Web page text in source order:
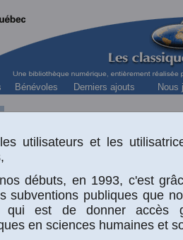
Bénévoles Derniers ajouts Nous
utilisateurs et les
débuts, en 1993, c'est
subventions publiques que
qui est de donner accès
en sciences humaines et